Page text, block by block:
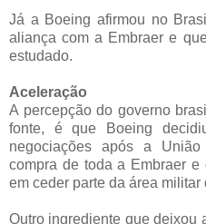
Já a Boeing afirmou no
aliança com a Embraer e
estudado.
Aceleração
A percepção do governo
fonte, é que Boeing
negociações após a
compra de toda a Embraer e
em ceder parte da área
Outro ingrediente que deixou